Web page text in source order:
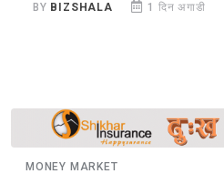
BY BIZSHALA 1 दिन अगाडी
MONEY MARKET